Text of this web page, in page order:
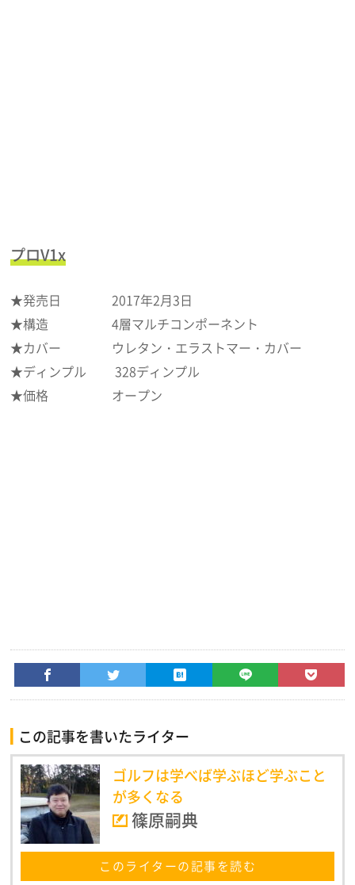
プロV1x
★発売日 2017年2月3日
★構造 4層マルチコンポーネント
★カバー ウレタン・エラストマー・カバー
★ディンプル 328ディンプル
★価格 オープン
この記事を書いたライター
ゴルフは学べば学ぶほど学ぶこと
が多くなる
篠原嗣典
このライターの記事を読む